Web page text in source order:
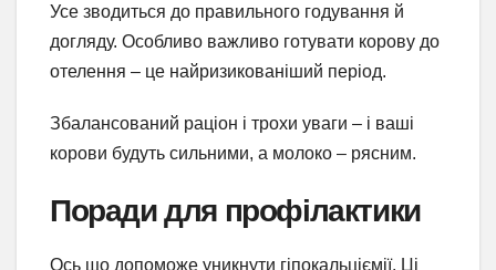
Усе зводиться до правильного годування й
догляду. Особливо важливо готувати корову до
отелення – це найризикованіший період.
Збалансований раціон і трохи уваги – і ваші
корови будуть сильними, а молоко – рясним.
Поради для профілактики
Ось що допоможе уникнути гіпокальціємії. Ці